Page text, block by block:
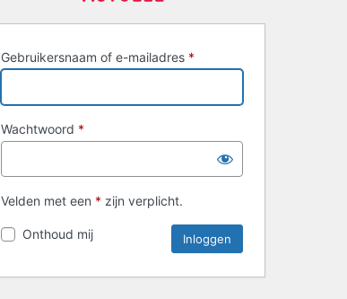
Gebruikersnaam of e-mailadres *
Wachtwoord *
Velden met een * zijn verplicht.
Onthoud mij